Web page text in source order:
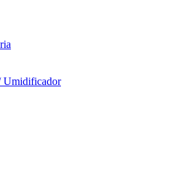
Umidificador